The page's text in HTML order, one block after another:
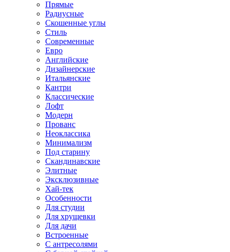
Прямые
Радиусные
Скошенные углы
Стиль
Современные
Евро
Английские
Дизайнерские
Итальянские
Кантри
Классические
Лофт
Модерн
Прованс
Неоклассика
Минимализм
Под старину
Скандинавские
Элитные
Эксклюзивные
Хай-тек
Особенности
Для студии
Для хрущевки
Для дачи
Встроенные
С антресолями